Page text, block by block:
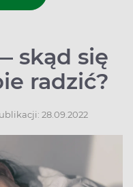
skąd się
radzić?
28.09.2022